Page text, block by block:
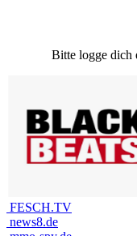
Bitte logge dich
FESCH.TV
news8.de